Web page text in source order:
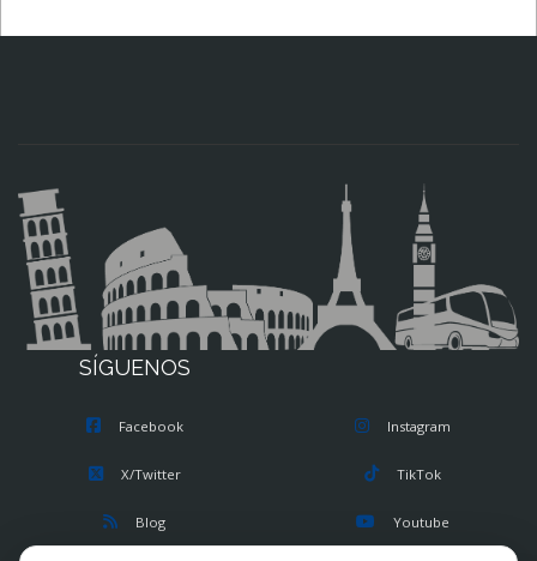
SÍGUENOS
Facebook
X/Twitter
Blog
Instagram
TikTok
Youtube